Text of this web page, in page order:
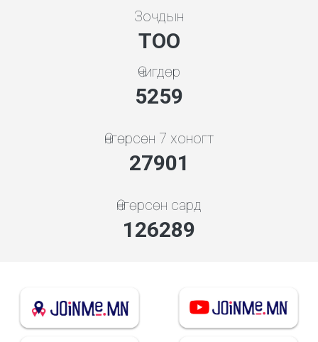
Зочдын
ТОО
Өчигдөр
5648
Өнгөрсөн 7 хоногт
29968
Өнгөрсөн сард
135644